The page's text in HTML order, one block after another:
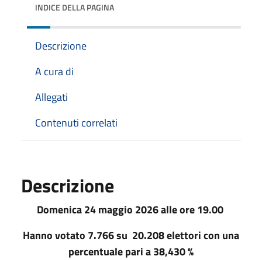
INDICE DELLA PAGINA
Descrizione
A cura di
Allegati
Contenuti correlati
Descrizione
Domenica 24 maggio 2026 alle ore 19.00
Hanno votato 7.766 su 20.208 elettori con una
percentuale pari a 38,430 %